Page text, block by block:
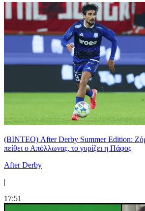
(ΒΙΝΤΕΟ) After Derby Summer Edition:
πείθει ο Απόλλωνας, το γυρίζει η Πάφος
After Derby
|
17:51